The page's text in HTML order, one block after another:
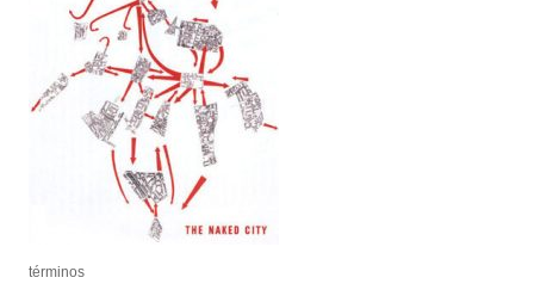
términos
términos